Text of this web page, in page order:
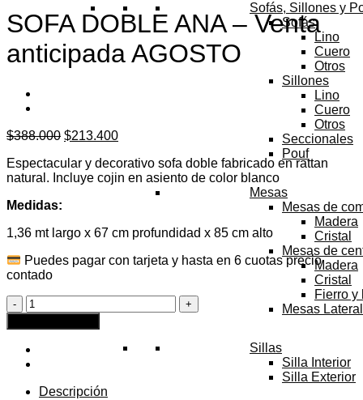
Sofás, Sillones y
Sofás
Lino
Cuero
Otros
Sillones
Lino
Cuero
Otros
Seccionales
Pouf
Mesas
Mesas de
Madera
Cristal
Mesas de
Madera
Cristal
Fierro y
Mesas
Sillas
Silla Interior
Silla Exterior
SOFA DOBLE ANA – Venta
anticipada AGOSTO
$388.000 El
original
era:
$213.400El
actual
es:
$213.400.
Espectacular y decorativo sofa doble fabricado en rattan
natural. Incluye cojin en asiento de color blanco
Medidas:
1,36 mt largo x 67 cm profundidad x 85 cm alto
Puedes pagar con tarjeta y hasta en 6 cuotas precio
contado
SOFA
DOBLE
ANA
-
Venta
AGOSTO
Descripción